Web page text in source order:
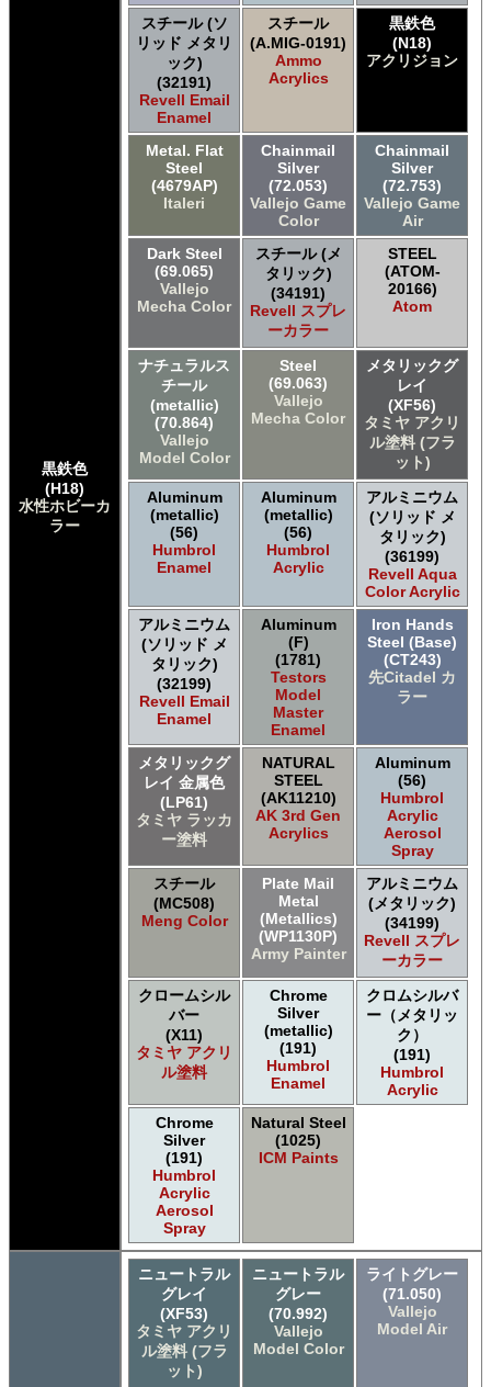
黒鉄色
(H18)
水性ホビーカ
ラー
スチール (ソ
リッド メタリ
ック)
(32191)
Revell Email
Enamel
スチール
(A.MIG-0191)
Ammo
Acrylics
黒鉄色
(N18)
アクリジョン
Metal. Flat
Steel
(4679AP)
Italeri
Chainmail
Silver
(72.053)
Vallejo Game
Color
Chainmail
Silver
(72.753)
Vallejo Game
Air
Dark Steel
(69.065)
Vallejo
Mecha Color
スチール (メ
タリック)
(34191)
Revell スプレ
ーカラー
STEEL
(ATOM-
20166)
Atom
ナチュラルス
チール
(metallic)
(70.864)
Vallejo
Model Color
Steel
(69.063)
Vallejo
Mecha Color
メタリックグ
レイ
(XF56)
タミヤ アクリ
ル塗料 (フラ
ット)
Aluminum
(metallic)
(56)
Humbrol
Enamel
Aluminum
(metallic)
(56)
Humbrol
Acrylic
アルミニウム
(ソリッド メ
タリック)
(36199)
Revell Aqua
Color Acrylic
アルミニウム
(ソリッド メ
タリック)
(32199)
Revell Email
Enamel
Aluminum
(F)
(1781)
Testors
Model
Master
Enamel
Iron Hands
Steel (Base)
(CT243)
先Citadel カ
ラー
メタリックグ
レイ 金属色
(LP61)
タミヤ ラッカ
ー塗料
NATURAL
STEEL
(AK11210)
AK 3rd Gen
Acrylics
Aluminum
(56)
Humbrol
Acrylic
Aerosol
Spray
スチール
(MC508)
Meng Color
Plate Mail
Metal
(Metallics)
(WP1130P)
Army Painter
アルミニウム
(メタリック)
(34199)
Revell スプレ
ーカラー
クロームシル
バー
(X11)
タミヤ アクリ
ル塗料
Chrome
Silver
(metallic)
(191)
Humbrol
Enamel
クロムシルバ
ー（メタリッ
ク）
(191)
Humbrol
Acrylic
Chrome
Silver
(191)
Humbrol
Acrylic
Aerosol
Spray
Natural Steel
(1025)
ICM Paints
ニュートラル
グレイ
(XF53)
タミヤ アクリ
ル塗料 (フラ
ット)
ニュートラル
グレー
(70.992)
Vallejo
Model Color
ライトグレー
(71.050)
Vallejo
Model Air